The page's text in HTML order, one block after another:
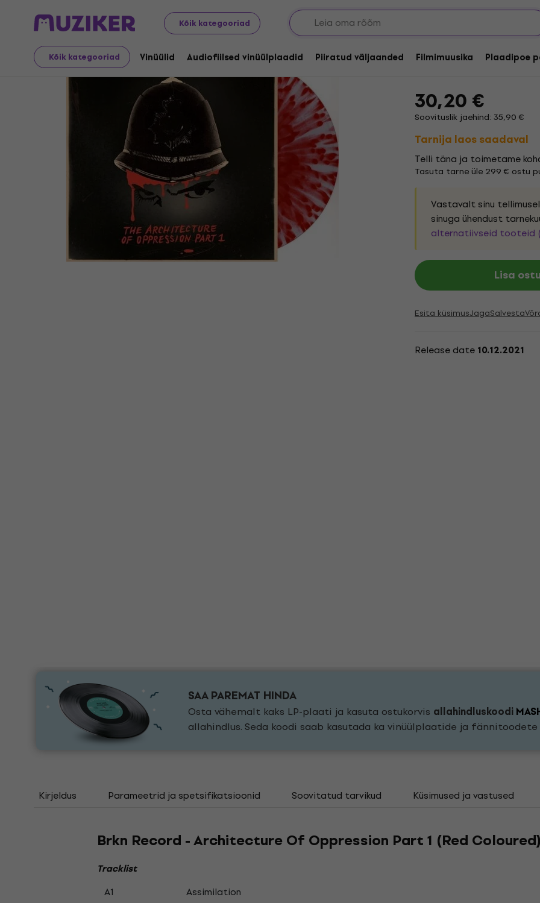
Kõik kategooriad
Kõik kategooriad Vinüülid Audiofiilsed vinüülplaadid Piiratud väljaanded Filmimuusika Plaadipoe
LP plaadid ja CD-d Vinüülid
Brkn Record -
Coloured) (LP)
30,20 €
Soovituslik jaehind: 35,90 €
Tarnija laos saadaval
Telli täna ja toimetame
Tasuta tarne üle 299 € ostu
Vastavalt sinu
sinuga ühendust
alternatiivseid tooteid
Lisa
Esita küsimusJagaSalvesta
Release date 10.12.2021
SAA PAREMAT HINDA
Osta vähemalt kaks LP-plaati ja kasuta ostukorvis allahindluskoodi
allahindlus. Seda koodi saab kasutada ka vinüülplaatide ja
Kirjeldus Parameetrid ja spetsifikatsioonid Soovitatud tarvikud Küsimused ja vastused
Brkn Record - Architecture Of Oppression Part 1 (Red
Tracklist
A1
Assimilation